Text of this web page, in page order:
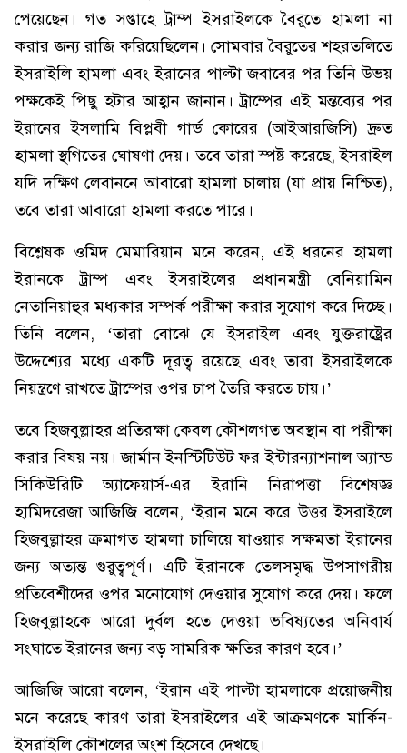
পেয়েছেন। গত সপ্তাহে ট্রাম্প ইসরাইলকে বৈরুতে হামলা না
করার জন্য রাজি করিয়েছিলেন। সোমবার বৈরুতের শহরতলিতে
ইসরাইলি হামলা এবং ইরানের পাল্টা জবাবের পর তিনি উভয়
পক্ষকেই পিছু হটার আহ্বান জানান। ট্রাম্পের এই মন্তব্যের পর
ইরানের ইসলামি বিপ্লবী গার্ড কোরের (আইআরজিসি) দ্রুত
হামলা স্থগিতের ঘোষণা দেয়। তবে তারা স্পষ্ট করেছে, ইসরাইল
যদি দক্ষিণ লেবাননে আবারো হামলা চালায় (যা প্রায় নিশ্চিত),
তবে তারা আবারো হামলা করতে পারে।
বিশ্লেষক ওমিদ মেমারিয়ান মনে করেন, এই ধরনের হামলা
ইরানকে ট্রাম্প এবং ইসরাইলের প্রধানমন্ত্রী বেনিয়ামিন
নেতানিয়াহুর মধ্যকার সম্পর্ক পরীক্ষা করার সুযোগ করে দিচ্ছে।
তিনি বলেন, ‘তারা বোঝে যে ইসরাইল এবং যুক্তরাষ্ট্রের
উদ্দেশ্যের মধ্যে একটি দূরত্ব রয়েছে এবং তারা ইসরাইলকে
নিয়ন্ত্রণে রাখতে ট্রাম্পের ওপর চাপ তৈরি করতে চায়।’
তবে হিজবুল্লাহর প্রতিরক্ষা কেবল কৌশলগত অবস্থান বা পরীক্ষা
করার বিষয় নয়। জার্মান ইনস্টিটিউট ফর ইন্টারন্যাশনাল অ্যান্ড
সিকিউরিটি অ্যাফেয়ার্স-এর ইরানি নিরাপত্তা বিশেষজ্ঞ
হামিদরেজা আজিজি বলেন, ‘ইরান মনে করে উত্তর ইসরাইলে
হিজবুল্লাহর ক্রমাগত হামলা চালিয়ে যাওয়ার সক্ষমতা ইরানের
জন্য অত্যন্ত গুরুত্বপূর্ণ। এটি ইরানকে তেলসমৃদ্ধ উপসাগরীয়
প্রতিবেশীদের ওপর মনোযোগ দেওয়ার সুযোগ করে দেয়। ফলে
হিজবুল্লাহকে আরো দুর্বল হতে দেওয়া ভবিষ্যতের অনিবার্য
সংঘাতে ইরানের জন্য বড় সামরিক ক্ষতির কারণ হবে।’
আজিজি আরো বলেন, ‘ইরান এই পাল্টা হামলাকে প্রয়োজনীয়
মনে করেছে কারণ তারা ইসরাইলের এই আক্রমণকে মার্কিন-
ইসরাইলি কৌশলের অংশ হিসেবে দেখছে।